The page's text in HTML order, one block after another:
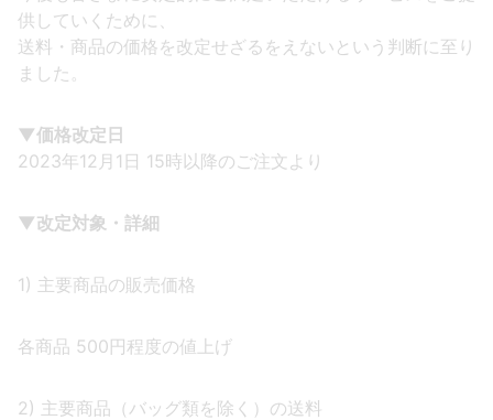
供していくために、
送料・商品の価格を改定せざるをえないという判断に至り
ました。
▼価格改定日
2023年12月1日 15時以降のご注文より
▼改定対象・詳細
1) 主要商品の販売価格
各商品 500円程度の値上げ
2) 主要商品（バッグ類を除く）の送料